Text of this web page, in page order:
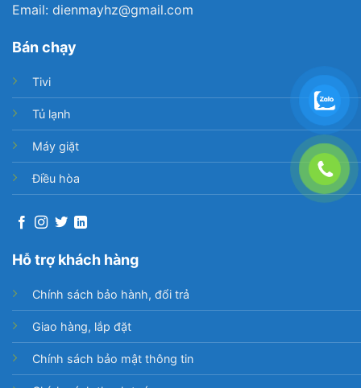
Email: dienmayhz@gmail.com
Bán chạy
Tivi
Tủ lạnh
Máy giặt
Điều hòa
Hỗ trợ khách hàng
Chính sách bảo hành, đổi trả
Giao hàng, lắp đặt
Chính sách bảo mật thông tin